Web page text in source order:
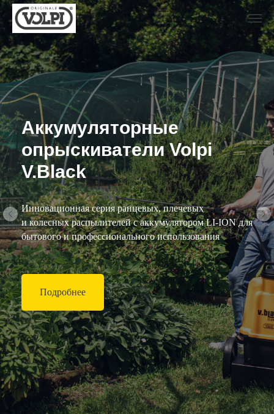
Аккумуляторные
опрыскиватели Volpi
V.Black
Инновационная серия ранцевых, плечевых
и колесных распылителей с аккумулятором LI-ION для
бытового и профессионального использования
Подробнее